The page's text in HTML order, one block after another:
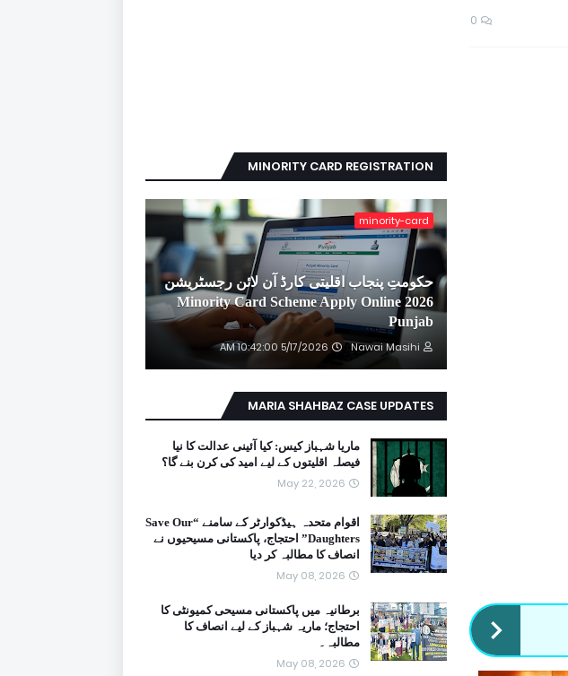
0
MINORITY CARD REGISTRATION
minority-card
حکومتِ پنجاب اقلیتی کارڈ آن لائن رجسٹریشن
2026 Minority Card Scheme Apply Online
Punjab
Nawai Masihi
5/17/2026 10:42:00 AM
MARIA SHAHBAZ CASE UPDATES
ماریا شہباز کیس: کیا آئینی عدالت کا نیا
فیصلہ اقلیتوں کے لیے امید کی کرن بنے گا؟
May 22, 2026
اقوام متحدہ ہیڈکوارٹر کے سامنے “Save Our
Daughters” احتجاج، پاکستانی مسیحیوں نے
انصاف کا مطالبہ کر دیا
May 08, 2026
برطانیہ میں پاکستانی مسیحی کمیونٹی کا
احتجاج؛ ماریہ شہباز کے لیے انصاف کا
مطالبہ۔
May 08, 2026